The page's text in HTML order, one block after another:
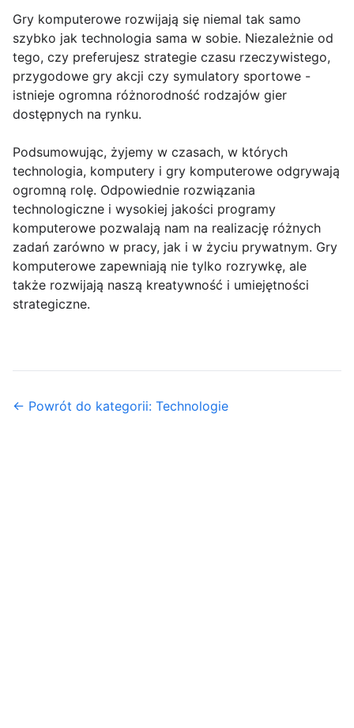
Gry komputerowe rozwijają się niemal tak samo
szybko jak technologia sama w sobie. Niezależnie od
tego, czy preferujesz strategie czasu rzeczywistego,
przygodowe gry akcji czy symulatory sportowe -
istnieje ogromna różnorodność rodzajów gier
dostępnych na rynku.
Podsumowując, żyjemy w czasach, w których
technologia, komputery i gry komputerowe odgrywają
ogromną rolę. Odpowiednie rozwiązania
technologiczne i wysokiej jakości programy
komputerowe pozwalają nam na realizację różnych
zadań zarówno w pracy, jak i w życiu prywatnym. Gry
komputerowe zapewniają nie tylko rozrywkę, ale
także rozwijają naszą kreatywność i umiejętności
strategiczne.
← Powrót do kategorii: Technologie